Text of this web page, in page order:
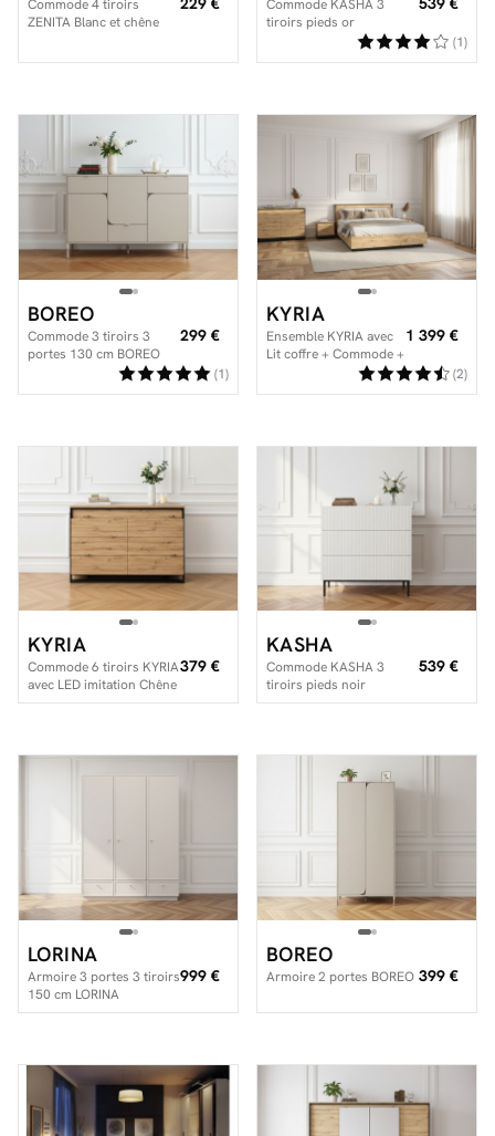
Commode 4 tiroirs
ZENITA Blanc et chêne
Commode KASHA 3
tiroirs pieds or
(1)
BOREO
Commode 3 tiroirs 3
portes 130 cm BOREO
299 €
(1)
KYRIA
Ensemble KYRIA avec
Lit coffre + Commode +
1 399 €
(2)
KYRIA
Commode 6 tiroirs KYRIA
avec LED imitation Chêne
379 €
KASHA
Commode KASHA 3
tiroirs pieds noir
539 €
LORINA
Armoire 3 portes 3 tiroirs
150 cm LORINA
999 €
BOREO
Armoire 2 portes BOREO 399 €